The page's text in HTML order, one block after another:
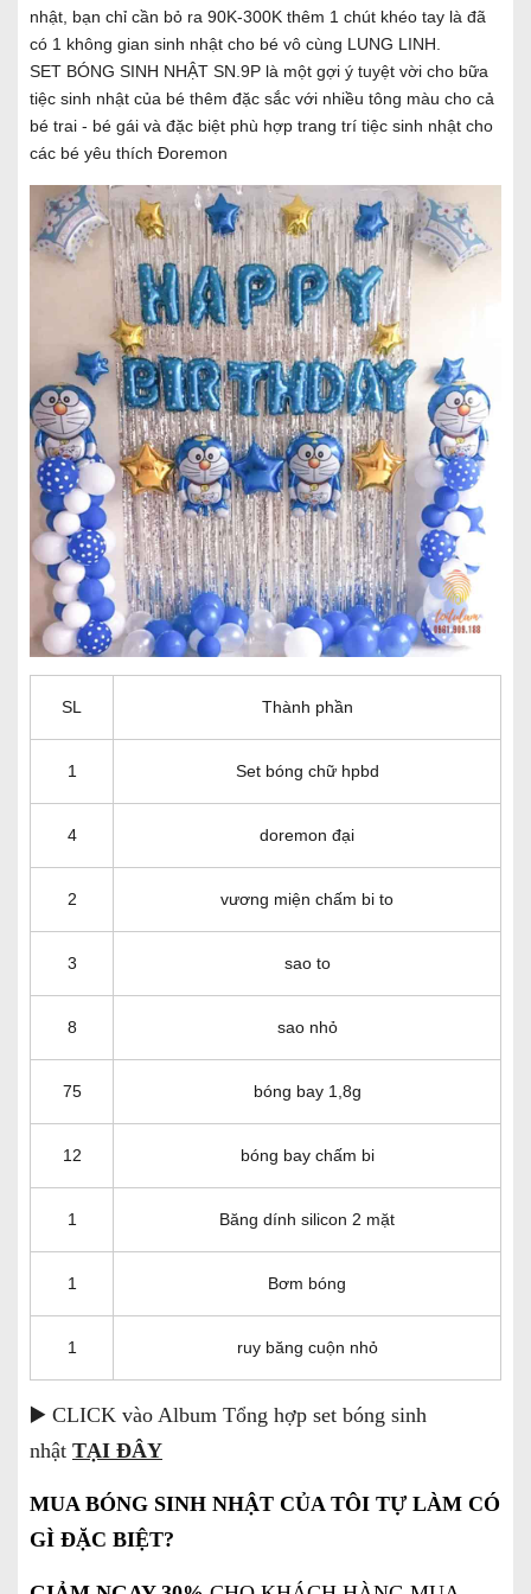
nhật, bạn chỉ cần bỏ ra 90K-300K thêm 1 chút khéo tay là đã
có 1 không gian sinh nhật cho bé vô cùng LUNG LINH.
SET BÓNG SINH NHẬT SN.9P là một gợi ý tuyệt vời cho bữa
tiệc sinh nhật của bé thêm đặc sắc với nhiều tông màu cho cả
bé trai - bé gái và đặc biệt phù hợp trang trí tiệc sinh nhật cho
các bé yêu thích Đoremon
SL Thành phần
1 Set bóng chữ hpbd
4 doremon đại
2 vương miện chấm bi to
3 sao to
8 sao nhỏ
75 bóng bay 1,8g
12 bóng bay chấm bi
1 Băng dính silicon 2 mặt
1 Bơm bóng
1 ruy băng cuộn nhỏ
▶️ CLICK vào Album Tổng hợp set bóng sinh
nhật TẠI ĐÂY
MUA BÓNG SINH NHẬT CỦA TÔI TỰ LÀM CÓ
GÌ ĐẶC BIỆT?